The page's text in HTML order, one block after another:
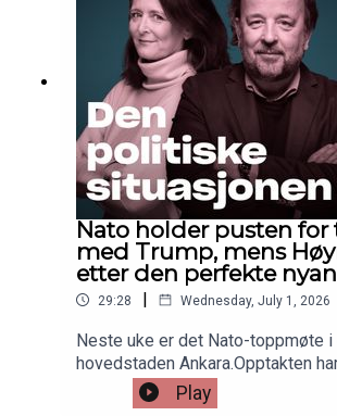
Nato holder pusten
med Trump, mens
etter den perfekte
29:28 | Wednesday, July 1, 2026
Neste uke er det Nato-toppmøte
hovedstaden Ankara.Opptakten
med flere utfall mot europeiske
Donald Trump. Men Tyrkias
Play